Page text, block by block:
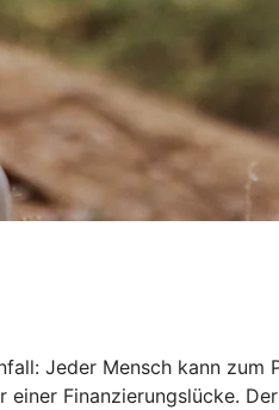
Jeder Mensch kann
Finanzierungslücke.